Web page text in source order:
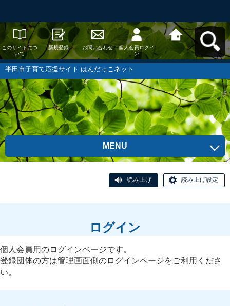
このサイトにつ
いて
新規登録 お問い合わせ
個人会員ログイ
ン
半田市子育て応
援サイト はんだ
っこネットへ戻
半田市子育て応援サイト はんだっこネット
MENU
読み上げ 読み上げ設定
ログイン
個人会員用のログインページです。
登録団体の方は管理画面側のログインページをご利用くださ
い。